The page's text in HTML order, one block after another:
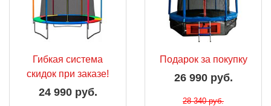
Гибкая система
скидок при заказе!
24 990 руб.
Подарок за покупку
26 990 руб.
28 340 руб.